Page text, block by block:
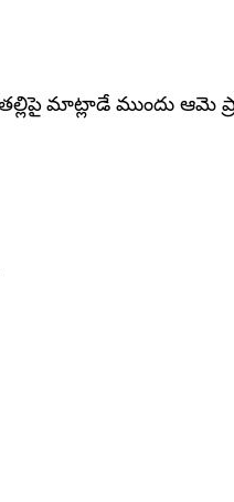
మాట్లాడే ముందు ఆమె